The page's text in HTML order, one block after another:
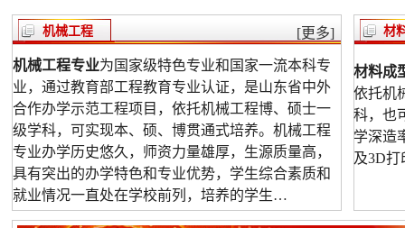
机械工程 [更多]
机械工程专业为国家级特色专业和国家一流本科专
业，通过教育部工程教育专业认证，是山东省中外
合作办学示范工程项目，依托机械工程博、硕士一
级学科，可实现本、硕、博贯通式培养。机械工程
专业办学历史悠久，师资力量雄厚，生源质量高，
具有突出的办学特色和专业优势，学生综合素质和
就业情况一直处在学校前列，培养的学生…
材
材料成
依托机
科，也
学深造
及3D